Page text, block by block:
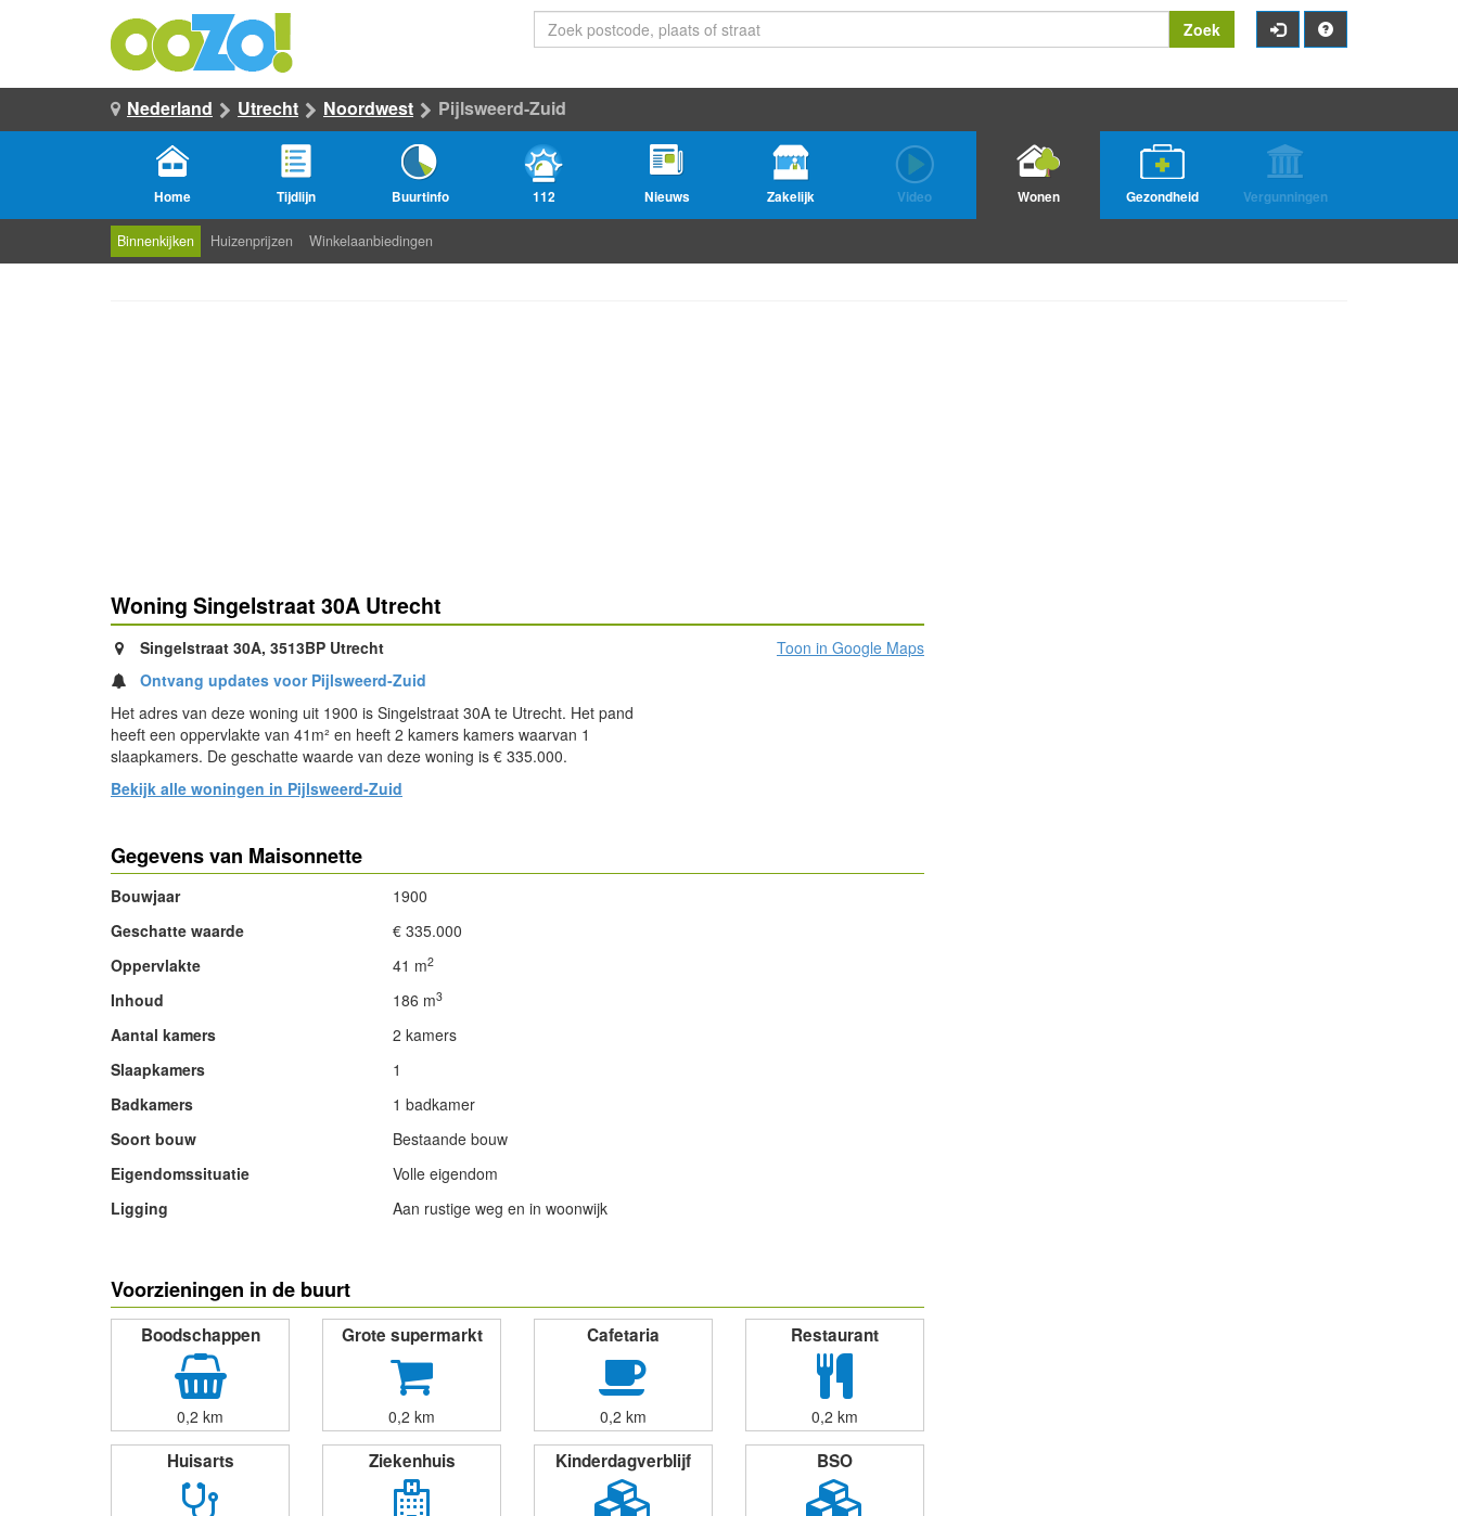
Zoek
Nederland Utrecht Noordwest Pijlsweerd-Zuid
Home Tijdlijn Buurtinfo 112 Nieuws Zakelijk Video Wonen Gezondheid Vergunningen
Binnenkijken Huizenprijzen Winkelaanbiedingen
Woning Singelstraat 30A Utrecht
Singelstraat 30A, 3513BP Utrecht
Ontvang updates voor Pijlsweerd-Zuid
Het adres van deze woning uit 1900 is Singelstraat 30A te Utrecht. Het pand
heeft een oppervlakte van 41m² en heeft 2 kamers kamers waarvan 1
slaapkamers. De geschatte waarde van deze woning is € 335.000.
Bekijk alle woningen in Pijlsweerd-Zuid
Toon in Google Maps
Gegevens van Maisonnette
Bouwjaar
1900
Geschatte waarde
€ 335.000
Oppervlakte
41 m2
Inhoud 186 m3
Aantal kamers
2 kamers
Slaapkamers
1
Badkamers
1 badkamer
Soort bouw
Bestaande bouw
Eigendomssituatie
Volle eigendom
Ligging
Aan rustige weg en in woonwijk
Voorzieningen in de buurt
Boodschappen
0,2 km
Grote supermarkt
0,2 km
Cafetaria
0,2 km
Restaurant
0,2 km
Huisarts Ziekenhuis Kinderdagverblijf BSO